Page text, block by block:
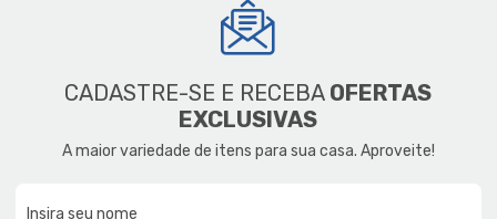
CADASTRE-SE E RECEBA OFERTAS
EXCLUSIVAS
A maior variedade de itens para sua casa. Aproveite!